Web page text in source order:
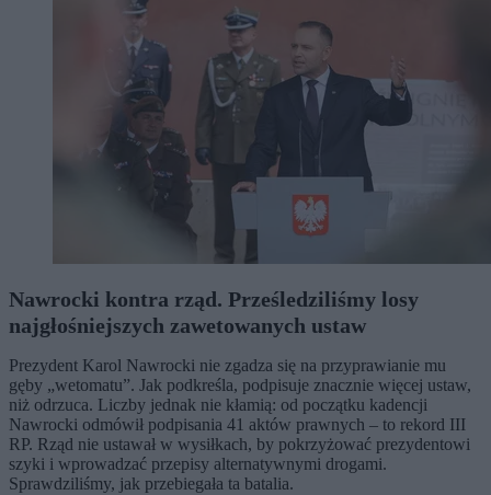
Nawrocki kontra rząd. Prześledziliśmy losy
najgłośniejszych zawetowanych ustaw
Prezydent Karol Nawrocki nie zgadza się na przyprawianie mu
gęby „wetomatu”. Jak podkreśla, podpisuje znacznie więcej ustaw,
niż odrzuca. Liczby jednak nie kłamią: od początku kadencji
Nawrocki odmówił podpisania 41 aktów prawnych – to rekord III
RP. Rząd nie ustawał w wysiłkach, by pokrzyżować prezydentowi
szyki i wprowadzać przepisy alternatywnymi drogami.
Sprawdziliśmy, jak przebiegała ta batalia.